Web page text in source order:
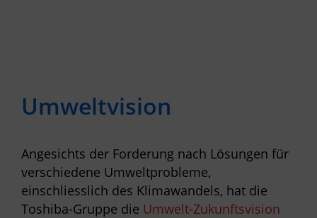
Umweltvision
Angesichts der Forderung nach Lösungen für
verschiedene Umweltprobleme,
einschliesslich des Klimawandels, hat die
Toshiba-Gruppe die Umwelt-Zukunftsvision